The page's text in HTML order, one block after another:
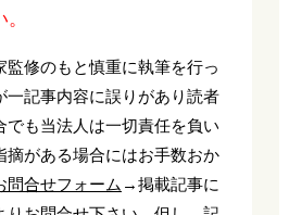
修のもと慎重に執筆を行っ
一記事内容に誤りがあり読者
でも当法人は一切責任を負い
摘がある場合にはお手数おか
問合せフォーム →掲載記事に